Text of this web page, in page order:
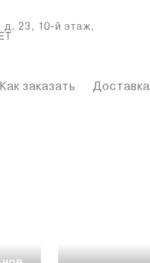
д. 23, 10-й этаж,
Как заказать Доставка